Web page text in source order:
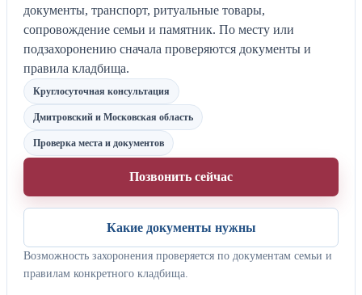
документы, транспорт, ритуальные товары,
сопровождение семьи и памятник. По месту или
подзахоронению сначала проверяются документы и
правила кладбища.
Круглосуточная консультация
Дмитровский и Московская область
Проверка места и документов
Позвонить сейчас
Какие документы нужны
Возможность захоронения проверяется по документам семьи и
правилам конкретного кладбища.